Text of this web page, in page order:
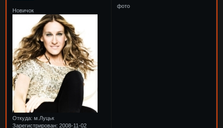
Новичок
Откуда: м.Луцьк
Зарегистрирован: 2008-11-02
фото